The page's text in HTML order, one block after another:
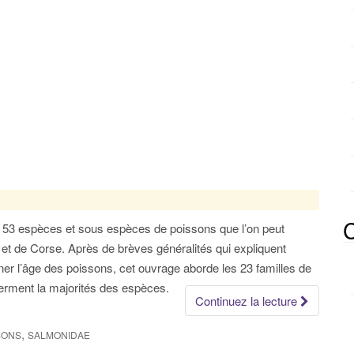
espèces et sous espèces de poissons que l’on peut
de Corse. Après de brèves généralités qui expliquent
l’âge des poissons, cet ouvrage aborde les 23 familles de
la majorités des espèces.
Continuez la lecture
, SALMONIDAE